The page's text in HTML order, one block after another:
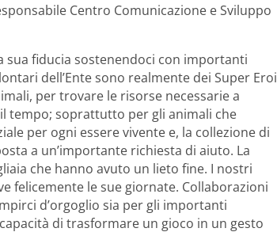
Centro Comunicazione e Sviluppo
sua fiducia sostenendoci con importanti
dell’Ente sono realmente dei Super Eroi
per trovare le risorse necessarie a
tempo; soprattutto per gli animali che
per ogni essere vivente e, la collezione di
a un’importante richiesta di aiuto. La
che hanno avuto un lieto fine. I nostri
felicemente le sue giornate. Collaborazioni
d’orgoglio sia per gli importanti
di trasformare un gioco in un gesto